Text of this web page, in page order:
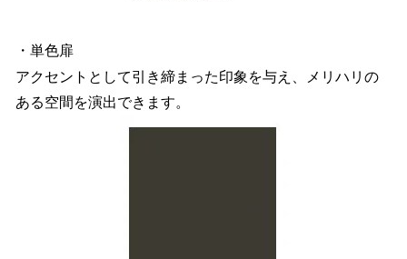
・単色扉
アクセントとして引き締まった印象を与え、メリハリの
ある空間を演出できます。